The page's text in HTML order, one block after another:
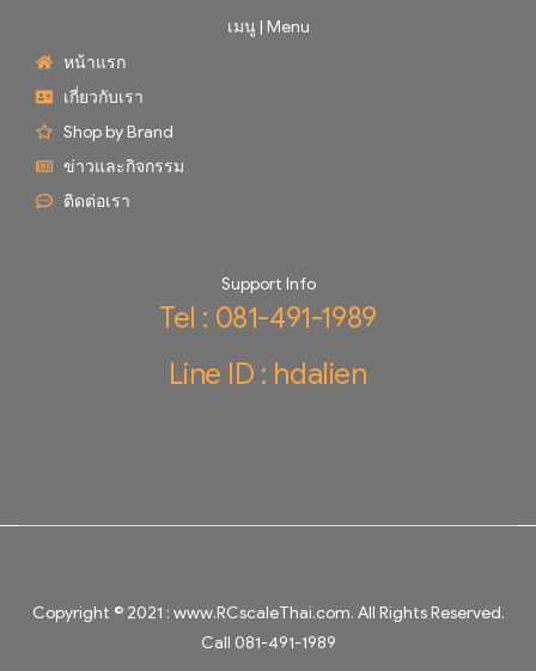
เมนู | Menu
หน้าแรก
เกี่ยวกับเรา
Shop by Brand
ข่าวและกิจกรรม
ติดต่อเรา
Support Info
Tel : 081-491-1989
Line ID : hdalien
Copyright © 2021 : www.RCscaleThai.com. All Rights Reserved.
Call 081-491-1989